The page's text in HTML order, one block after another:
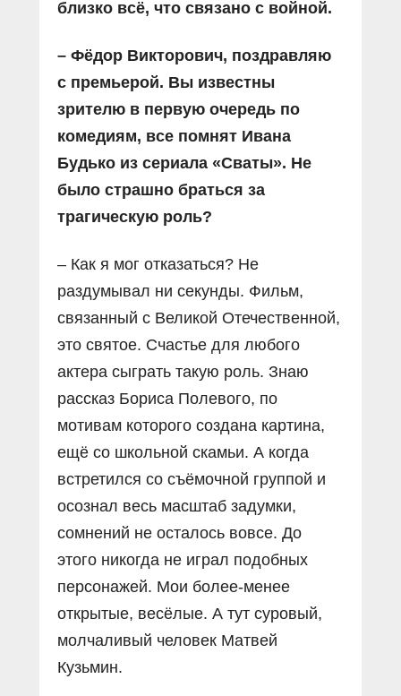
близко всё, что связано с войной.
– Фёдор Викторович, позд­равляю
с премьерой. Вы известны
зрителю в первую очередь по
комедиям, все помнят Ивана
Будько из сериала «Сваты». Не
было страшно браться за
трагическую роль?
– Как я мог отказаться? Не
раздумывал ни секунды. Фильм,
связанный с Великой Отечественной,
это святое. Счастье для любого
актера сыграть такую роль. Знаю
рассказ Бориса Полевого, по
мотивам которого создана картина,
ещё со школьной скамьи. А когда
встретился со съёмочной группой и
осознал весь масштаб задумки,
сомнений не осталось вовсе. До
этого никогда не играл подобных
персонажей. Мои более-менее
открытые, весёлые. А тут суровый,
молчаливый человек Матвей
Кузьмин.